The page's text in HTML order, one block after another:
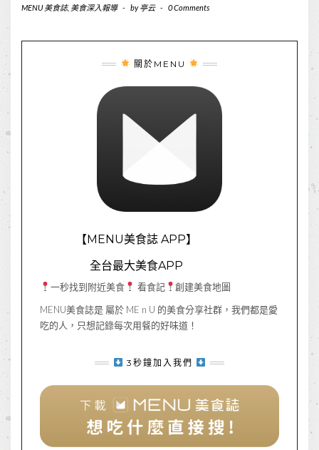
MENU 美食誌, 美食深入報導 - by亭云 - 0 Comments
關於MENU
【MENU美食誌 APP】
全台最大美食APP
一秒找到附近美食 看食記
創建美食地圖
MENU美食誌是 屬於 ME n U 的美食分享社群，我們都是愛
吃的人，只想記錄每次用餐的好味道！
3秒鐘加入我們